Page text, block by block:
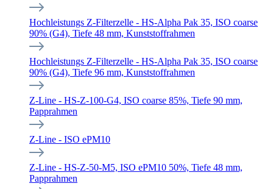
Hochleistungs Z-Filterzelle - HS-Alpha Pak 35, ISO coarse
90% (G4), Tiefe 48 mm, Kunststoffrahmen
Hochleistungs Z-Filterzelle - HS-Alpha Pak 35, ISO coarse
90% (G4), Tiefe 96 mm, Kunststoffrahmen
Z-Line - HS-Z-100-G4, ISO coarse 85%, Tiefe 90 mm,
Papprahmen
Z-Line - ISO ePM10
Z-Line - HS-Z-50-M5, ISO ePM10 50%, Tiefe 48 mm,
Papprahmen